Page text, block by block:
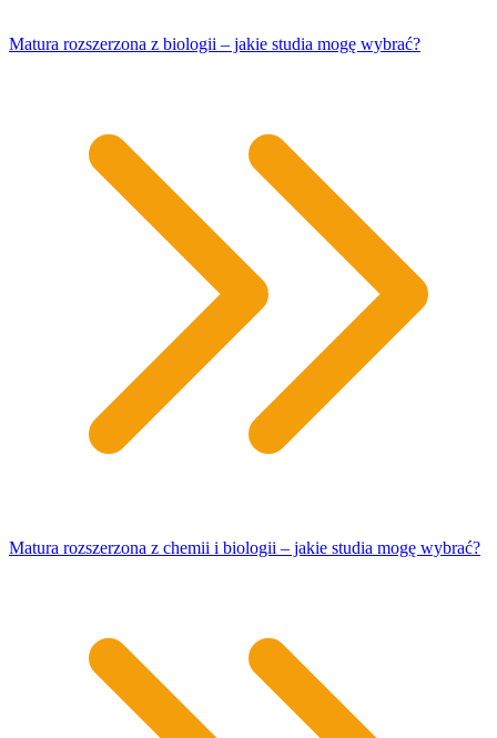
Matura rozszerzona z biologii – jakie studia mogę wybrać?
Matura rozszerzona z chemii i biologii – jakie studia mogę wybrać?